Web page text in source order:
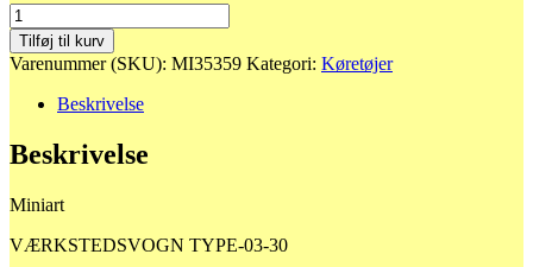
35359
VÆRKSTEDSVOGN
TYPE-
03-
Tilføj til kurv
Varenummer (SKU): MI35359 Kategori: Køretøjer
Beskrivelse
Beskrivelse
Miniart
VÆRKSTEDSVOGN TYPE-03-30